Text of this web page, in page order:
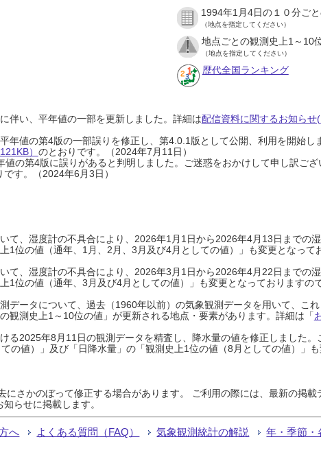
1994年1月4日の１０分ご
（地点を指定してください）
地点ごとの観測史上1～10
（地点を指定してください）
歴代全国ランキング
伴い、平年値の一部を更新しました。詳細は配信資料に関するお知らせ
年値の第4版の一部誤りを修正し、第4.0.1版として公開、利用を開始し
） のとおりです。（2024年7月11日）
の第4版に誤りがあると判明しました。ご迷惑をおかけして申し訳ござ
です。（2024年6月3日）
て、湿度計の不具合により、2026年1月1日から2026年4月13日までの
1位の値（通年、1月、2月、3月及び4月としての値）」も変更となって
て、湿度計の不具合により、2026年3月1日から2026年4月22日までの
1位の値（通年、3月及び4月としての値）」も変更となっておりますの
データについて、過去（1960年以前）の気象観測データを用いて、こ
観測史上1～10位の値」が更新される地点・要素があります。詳細は「
る2025年8月11日の観測データを精査し、降水量の値を修正しました
の値）」及び「日降水量」の「観測史上1位の値（8月としての値）」
さかのぼって修正する場合があります。 ご利用の際には、最新の掲
らせに掲載します。
へ よくある質問（FAQ） 気象観測統計の解説 年・季節・